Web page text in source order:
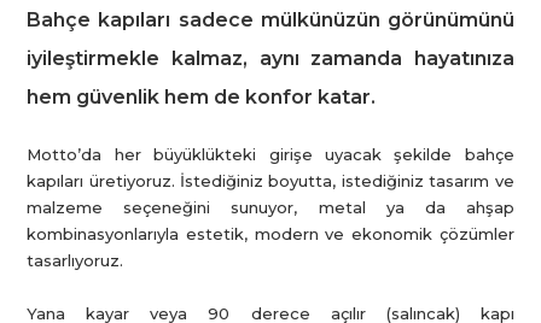
Bahçe kapıları sadece mülkünüzün görünümünü
iyileştirmekle kalmaz, aynı zamanda hayatınıza
hem güvenlik hem de konfor katar.
Motto’da her büyüklükteki girişe uyacak şekilde bahçe
kapıları üretiyoruz. İstediğiniz boyutta, istediğiniz tasarım ve
malzeme seçeneğini sunuyor, metal ya da ahşap
kombinasyonlarıyla estetik, modern ve ekonomik çözümler
tasarlıyoruz.
Yana kayar veya 90 derece açılır (salıncak) kapı